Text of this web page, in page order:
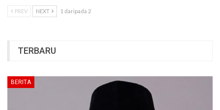
PREV NEXT 1 daripada 2
TERBARU
BERITA